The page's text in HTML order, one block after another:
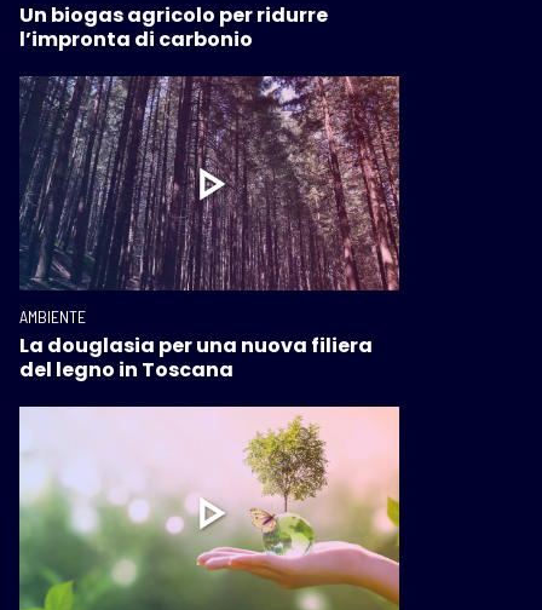
Un biogas agricolo per ridurre
l’impronta di carbonio
AMBIENTE
La douglasia per una nuova filiera
del legno in Toscana